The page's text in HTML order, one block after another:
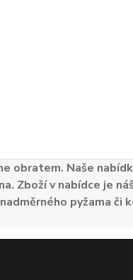
obratem. Naše
Zboží v nabídce je
pyžama či